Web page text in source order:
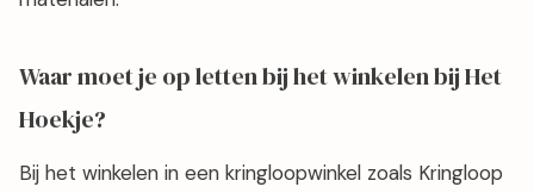
Waar moet je op letten bij het winkelen bij Het
Hoekje?
Bij het winkelen in een kringloopwinkel zoals Kringloop